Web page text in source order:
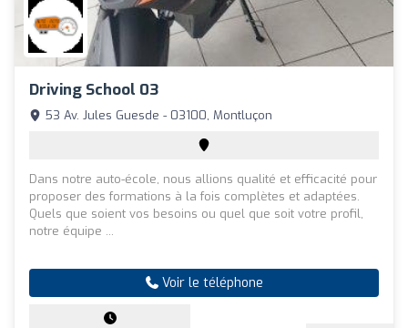
Driving School 03
53 Av. Jules Guesde - 03100, Montluçon
Dans notre auto-école, nous allions qualité et efficacité pour
proposer des formations à la fois complètes et adaptées.
Quels que soient vos besoins ou quel que soit votre profil,
notre équipe ...
Voir le téléphone